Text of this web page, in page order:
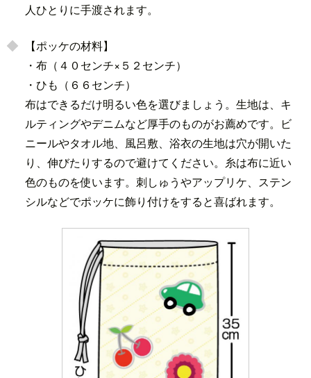
人ひとりに手渡されます。
【ポッケの材料】
・布（４０センチ×５２センチ）
・ひも（６６センチ）
布はできるだけ明るい色を選びましょう。生地は、キ
ルティングやデニムなど厚手のものがお薦めです。ビ
ニールやタオル地、風呂敷、浴衣の生地は穴が開いた
り、伸びたりするので避けてください。糸は布に近い
色のものを使います。刺しゅうやアップリケ、ステン
シルなどでポッケに飾り付けをすると喜ばれます。